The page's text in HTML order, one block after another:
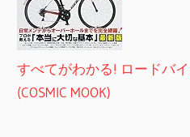
すべてがわかる! ロードバ
(COSMIC MOOK)